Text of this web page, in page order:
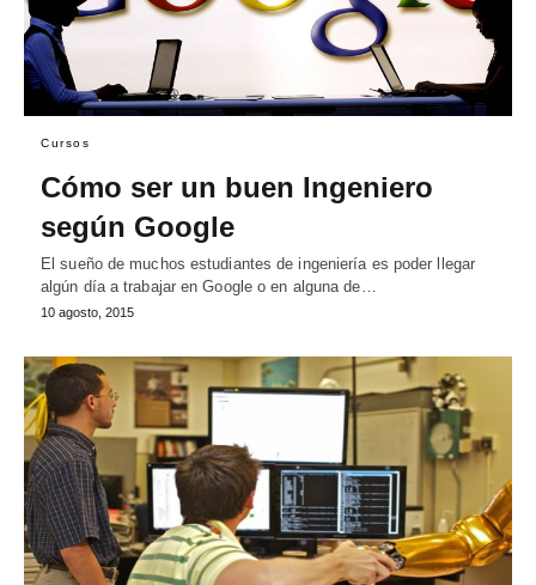
Cursos
Cómo ser un buen Ingeniero
según Google
El sueño de muchos estudiantes de ingeniería es poder llegar
algún día a trabajar en Google o en alguna de…
10 agosto, 2015